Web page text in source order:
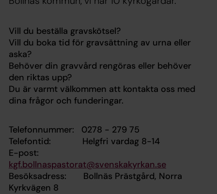
Vill du beställa gravskötsel?
Vill du boka tid för gravsättning av urna eller
aska?
Behöver din gravvård rengöras eller behöver
den riktas upp?
Du är varmt välkommen att kontakta oss med
dina frågor och funderingar.
Telefonnummer: 0278 - 279 75
Telefontid:
Helgfri vardag 8-14
E-post:
kgf.bollnaspastorat@svenskakyrkan.se
Besöksadress: Bollnäs Prästgård, Norra
Kyrkvägen 8